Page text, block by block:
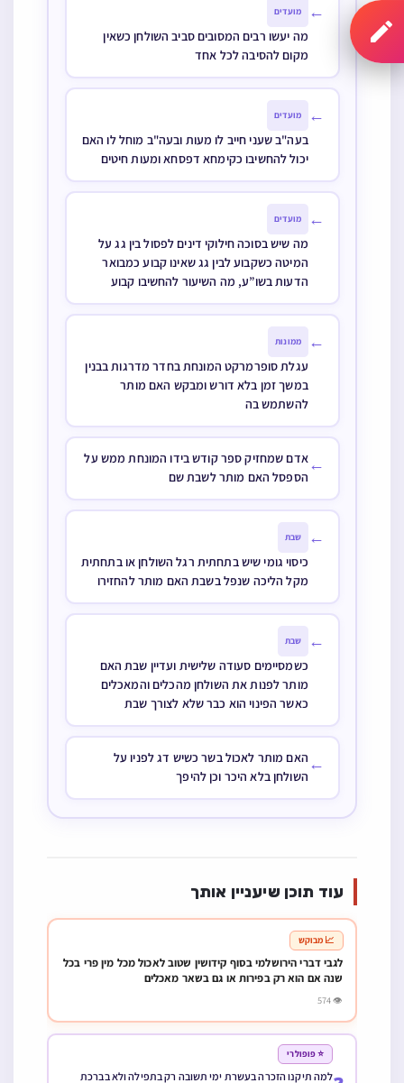
בלי כיסוי
← מועדים
מה יעשו רבים המסובים סביב השולחן כשאין
מקום להסיבה לכל אחד
← מועדים
בעה"ב שעני חייב לו מעות ובעה"ב מוחל לו האם
יכול להחשיבו כקימחא דפסחא ומעות חיטים
← מועדים
מה שיש בסוכה חילוקי דינים לפסול בין גג על
המיטה כשקבוע לבין גג שאינו קבוע כמבואר
הדעות בשו”ע, מה השיעור להחשיבו קבוע
← ממונות
עגלת סופרמרקט המונחת בחדר מדרגות בבנין
במשך זמן בלא דורש ומבקש האם מותר
להשתמש בה
←אדם שמחזיק ספר קודש בידו המונחת ממש על
הספסל האם מותר לשבת שם
← שבת
כיסוי גומי שיש בתחתית רגל השולחן או בתחתית
מקל הליכה שנפל בשבת האם מותר להחזירו
← שבת
כשמסיימים סעודה שלישית ועדיין שבת האם
מותר לפנות את השולחן מהכלים והמאכלים
כאשר הפינוי הוא כבר שלא לצורך שבת
← האם מותר לאכול בשר כשיש דג לפניו על
השולחן בלא היכר וכן להיפך
עוד תוכן שיעניין אותך
📈 מבוקש
לגבי דברי הירושלמי בסוף קידושין שטוב לאכול מכל מין פרי בכל
שנה אם הוא רק בפירות או גם בשאר מאכלים
👁 574
⭐ פופולרי
למה תיקנו הזכרה בעשרת ימי תשובה רק בתפילה ולא בברכת